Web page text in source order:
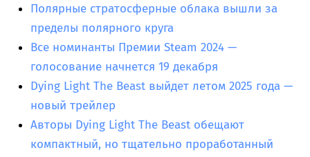
Полярные стратосферные облака вышли за
пределы полярного круга
Все номинанты Премии Steam 2024 —
голосование начнется 19 декабря
Dying Light The Beast выйдет летом 2025 года —
новый трейлер
Авторы Dying Light The Beast обещают
компактный, но тщательно проработанный